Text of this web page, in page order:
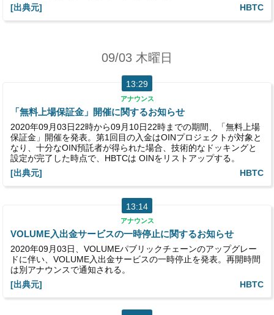
[出典元]
HBTC
09/03 木曜日
13:29
アナウンス
「無料上場保証金」開催に関するお知らせ
2020年09月03日22時から09月10日22時までの期間、「無料上場
保証金」開催を発表。第1回目の入金はOINプロジェクトが対象と
なり、十分なOIN預託者が得られた場合、技術的なドッキングと
設定が完了した時点で、HBTCは OINをリストアップする。
[出典元]
HBTC
13:14
アナウンス
VOLUME入出金サービスの一時停止に関するお知らせ
2020年09月03日、VOLUMEパブリックチェーンのアップグレー
ドに伴い、VOLUME入出金サービスの一時停止を発表。再開時間
は別アナウンスで通知される。
[出典元]
HBTC